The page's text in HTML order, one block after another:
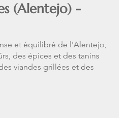
(Alentejo) -
et équilibré de l'Alentejo,
des épices et des tanins
viandes grillées et des